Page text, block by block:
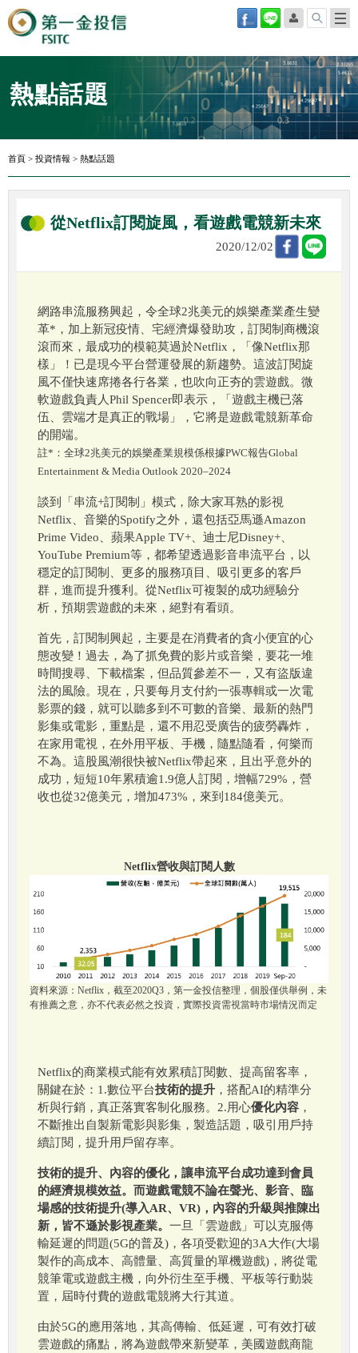
熱點話題
首頁 > 投資情報 > 熱點話題
從Netflix訂閱旋風，看遊戲電競新未來
2020/12/02
網路串流服務興起，令全球2兆美元的娛樂產業產生變
革*，加上新冠疫情、宅經濟爆發助攻，訂閱制商機滾
滾而來，最成功的模範莫過於Netflix，「像Netflix那
樣」！已是現今平台營運發展的新趨勢。這波訂閱旋
風不僅快速席捲各行各業，也吹向正夯的雲遊戲。微
軟遊戲負責人Phil Spencer即表示，「遊戲主機已落
伍、雲端才是真正的戰場」，它將是遊戲電競新革命
的開端。
註*：全球2兆美元的娛樂產業規模係根據PWC報告Global
Entertainment & Media Outlook 2020–2024
談到「串流+訂閱制」模式，除大家耳熟的影視
Netflix、音樂的Spotify之外，還包括亞馬遜Amazon
Prime Video、蘋果Apple TV+、迪士尼Disney+、
YouTube Premium等，都希望透過影音串流平台，以
穩定的訂閱制、更多的服務項目、吸引更多的客戶
群，進而提升獲利。從Netflix可複製的成功經驗分
析，預期雲遊戲的未來，絕對有看頭。
首先，訂閱制興起，主要是在消費者的貪小便宜的心
態改變！過去，為了抓免費的影片或音樂，要花一堆
時間搜尋、下載檔案，但品質參差不一，又有盜版違
法的風險。現在，只要每月支付約一張專輯或一次電
影票的錢，就可以聽多到不可數的音樂、最新的熱門
影集或電影，重點是，還不用忍受廣告的疲勞轟炸，
在家用電視，在外用平板、手機，隨點隨看，何樂而
不為。這股風潮很快被Netflix帶起來，且出乎意外的
成功，短短10年累積逾1.9億人訂閱，增幅729%，營
收也從32億美元，增加473%，來到184億美元。
Netflix營收與訂閱人數
資料來源：Netflix，截至2020Q3，第一金投信整理，個股僅供舉例，未
有推薦之意，亦不代表必然之投資，實際投資需視當時市場情況而定
Netflix的商業模式能有效累積訂閱數、提高留客率，
關鍵在於：1.數位平台技術的提升 ，搭配AI的精準分
析與行銷，真正落實客制化服務。2.用心優化內容 ，
不斷推出自製新電影與影集，製造話題，吸引用戶持
續訂閱，提升用戶留存率。
技術的提升、內容的優化，讓串流平台成功達到會員
的經濟規模效益。而遊戲電競不論在聲光、影音、臨
場感的技術提升(導入AR、VR)，內容的升級與推陳出
新，皆不遜於影視產業。 一旦「雲遊戲」可以克服傳
輸延遲的問題(5G的普及)，各項受歡迎的3A大作(大場
製作的高成本、高體量、高質量的單機遊戲)，將從電
競筆電或遊戲主機，向外衍生至手機、平板等行動裝
置，屆時付費的遊戲電競將大行其道。
由於5G的應用落地，其高傳輸、低延遲，可有效打破
雲遊戲的痛點，將為遊戲帶來新變革，美國遊戲商龍